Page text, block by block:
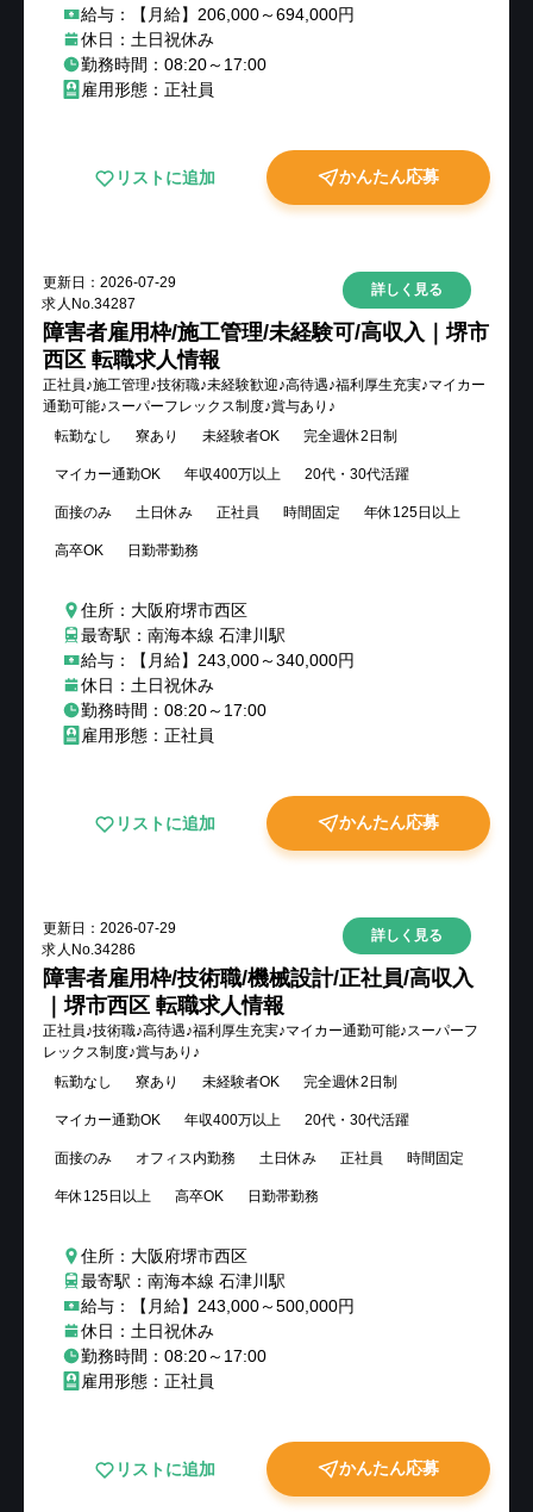
給与：【月給】206,000～694,000円
休日：土日祝休み
勤務時間：08:20～17:00
雇用形態：正社員
リストに追加 かんたん応募
更新日： 2026-07-29
求人No. 34287
詳しく見る
障害者雇用枠/施工管理/未経験可/高収入｜堺市
西区 転職求人情報
正社員♪施工管理♪技術職♪未経験歓迎♪高待遇♪福利厚生充実♪マイカー
通勤可能♪スーパーフレックス制度♪賞与あり♪
転勤なし
寮あり 未経験者OK 完全週休2日制
マイカー通勤OK 年収400万以上 20代・30代活躍
面接のみ 土日休み 正社員 時間固定 年休125日以上
高卒OK 日勤帯勤務
住所：大阪府堺市西区
最寄駅：南海本線 石津川駅
給与：【月給】243,000～340,000円
休日：土日祝休み
勤務時間：08:20～17:00
雇用形態：正社員
リストに追加 かんたん応募
更新日： 2026-07-29
求人No. 34286
詳しく見る
障害者雇用枠/技術職/機械設計/正社員/高収入
｜堺市西区 転職求人情報
正社員♪技術職♪高待遇♪福利厚生充実♪マイカー通勤可能♪スーパーフ
レックス制度♪賞与あり♪
転勤なし
寮あり 未経験者OK 完全週休2日制
マイカー通勤OK 年収400万以上 20代・30代活躍
面接のみ オフィス内勤務 土日休み 正社員 時間固定
年休125日以上 高卒OK 日勤帯勤務
住所：大阪府堺市西区
最寄駅：南海本線 石津川駅
給与：【月給】243,000～500,000円
休日：土日祝休み
勤務時間：08:20～17:00
雇用形態：正社員
リストに追加 かんたん応募